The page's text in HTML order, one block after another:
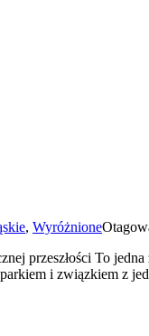
, Wyróżnione
przeszłości To
i związkiem z